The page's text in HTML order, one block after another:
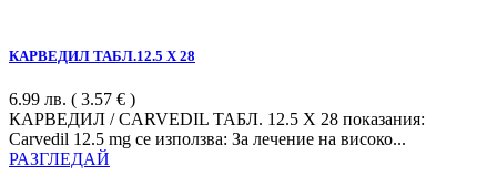
КАРВЕДИЛ ТАБЛ.12.5 Х 28
6.99 лв. ( 3.57 € )
КАРВЕДИЛ / CARVEDIL ТАБЛ. 12.5 Х 28 показания:
Carvedil 12.5 mg се използва: За лечение на високо...
РАЗГЛЕДАЙ